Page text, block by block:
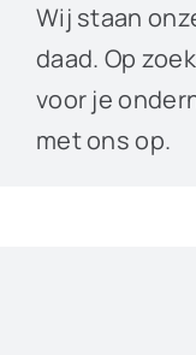
Wij staan
daad. Op
voor je
met ons op.